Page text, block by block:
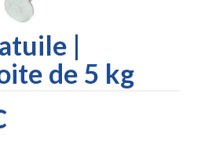
|
de 5 kg